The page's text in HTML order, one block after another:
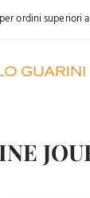
ordini superiori